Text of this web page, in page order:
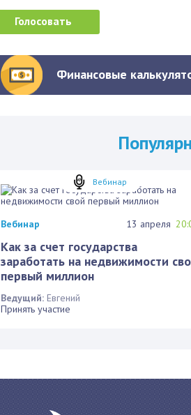
Финансовые
Вебинар
Вебинар 13 апреля
Как за счет государства
заработать на недвижимости
первый миллион
Ведущий: Евгений
Принять участие